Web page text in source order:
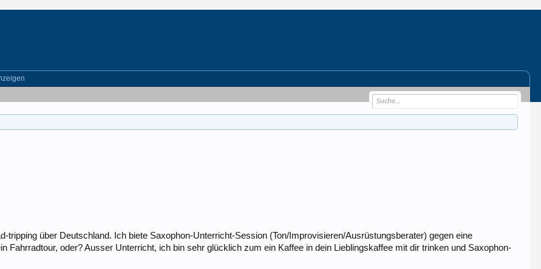
tripping über Deutschland. Ich biete Saxophon-Unterricht-Session (Ton/Improvisieren/Ausrüstungsberater) gegen eine
Fahrradtour, oder? Ausser Unterricht, ich bin sehr glücklich zum ein Kaffee in dein Lieblingskaffee mit dir trinken und Saxophon-